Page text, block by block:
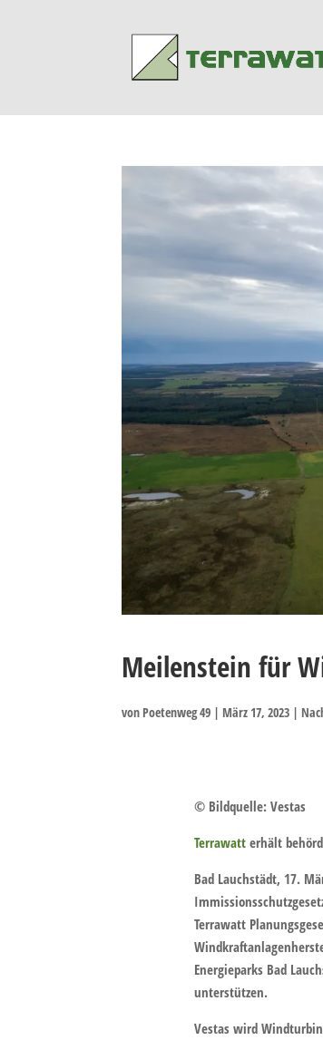
Meilenstein für
von Poetenweg 49 | März 17, 2023 |
© Bildquelle: Vestas
Terrawatterhält
Bad Lauchstädt, 17.
Terrawatt
Energieparks Bad
unterstützen.
Vestas wird